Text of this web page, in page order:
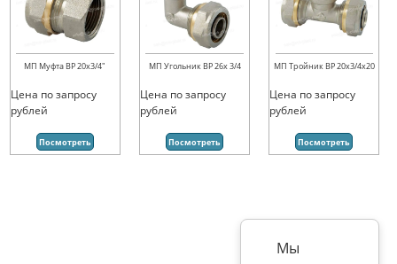
МП Муфта ВР 20х3/4"
Цена по запросу
рублей
Посмотреть
МП Угольник ВР 26х 3/4
Цена по запросу
рублей
Посмотреть
МП Тройник ВР 20х3/4х20
Цена по запросу
рублей
Посмотреть
Мы